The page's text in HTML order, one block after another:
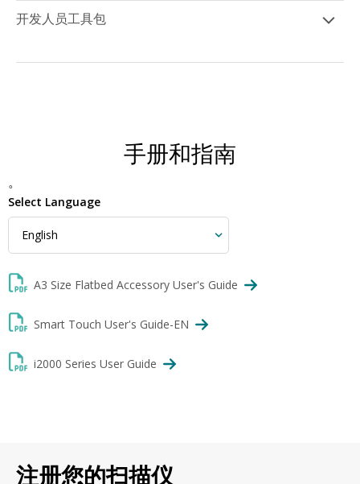
开发人员工具包
手册和指南
。
Select Language
A3 Size Flatbed Accessory User's Guide
Smart Touch User's Guide-EN
i2000 Series User Guide
注册您的扫描仪